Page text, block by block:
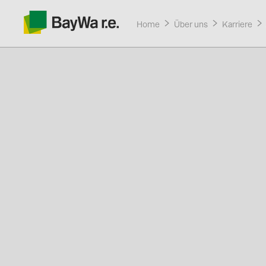
Home Über uns Karriere